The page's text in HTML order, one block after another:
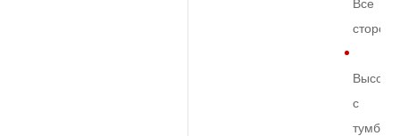
Все
Высота
с
тумбой